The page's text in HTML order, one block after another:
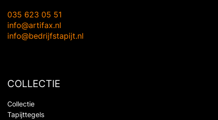
035 623 05 51
info@artifax.nl
info@bedrijfstapijt.nl
COLLECTIE
Collectie
Tapijttegels